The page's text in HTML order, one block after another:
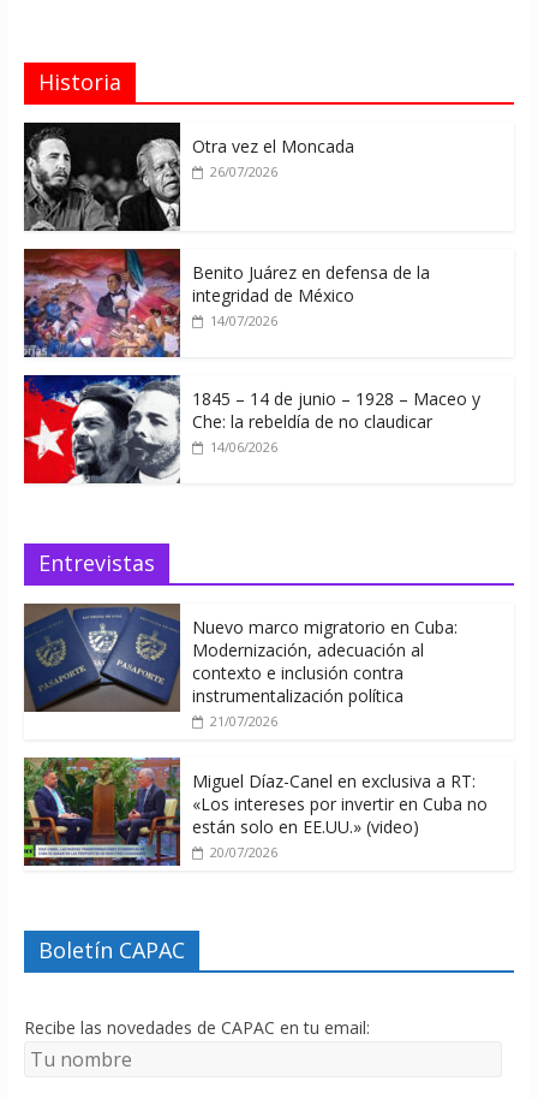
Historia
Otra vez el Moncada
26/07/2026
Benito Juárez en defensa de la
integridad de México
14/07/2026
1845 – 14 de junio – 1928 – Maceo y
Che: la rebeldía de no claudicar
14/06/2026
Entrevistas
Nuevo marco migratorio en Cuba:
Modernización, adecuación al
contexto e inclusión contra
instrumentalización política
21/07/2026
Miguel Díaz-Canel en exclusiva a RT:
«Los intereses por invertir en Cuba no
están solo en EE.UU.» (video)
20/07/2026
Boletín CAPAC
Recibe las novedades de CAPAC en tu email: